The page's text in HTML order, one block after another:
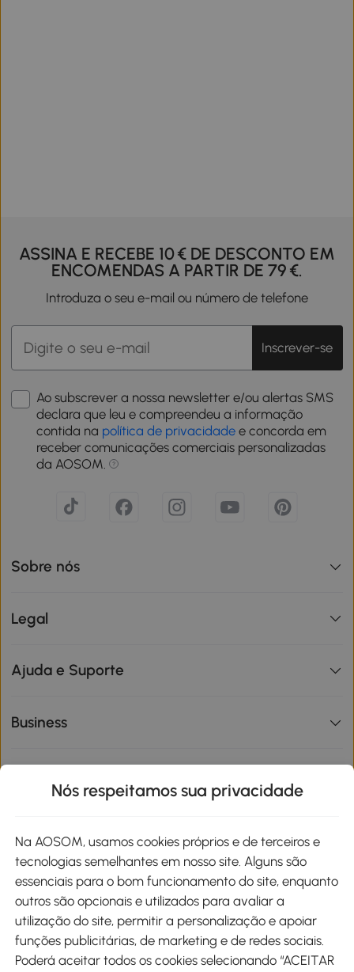
ASSINA E RECEBE 10 € DE DESCONTO EM
ENCOMENDAS A PARTIR DE 79 €.
Introduza o seu e-mail ou número de telefone
Inscrever-se
Ao subscrever a nossa newsletter e/ou alertas SMS
declara que leu e compreendeu a informação
contida na política de privacidade e concorda em
receber comunicações comerciais personalizadas
da AOSOM.
Sobre nós
Legal
Ajuda e Suporte
Business
Métodos de pagamento
Nós respeitamos sua privacidade
Na AOSOM, usamos cookies próprios e de terceiros e
tecnologias semelhantes em nosso site. Alguns são
essenciais para o bom funcionamento do site, enquanto
outros são opcionais e utilizados para avaliar a
utilização do site, permitir a personalização e apoiar
funções publicitárias, de marketing e de redes sociais.
Poderá aceitar todos os cookies selecionando “ACEITAR